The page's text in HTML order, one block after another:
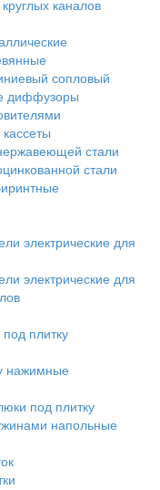
каналов
сопловый
диффузоры
стали
стали
электрические для
электрические для
плитку
нажимные
под плитку
напольные